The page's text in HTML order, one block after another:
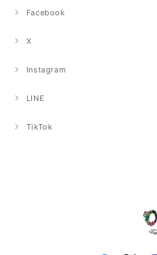
Facebook
X
Instagram
LINE
TikTok